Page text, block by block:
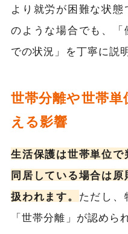
より就労が困難な状
のような場合でも、「
での状況」を丁寧に説
世帯分離や世帯
える影響
生活保護は世帯単位
同居している場合は
扱われます。 ただし、
「世帯分離」が認めら